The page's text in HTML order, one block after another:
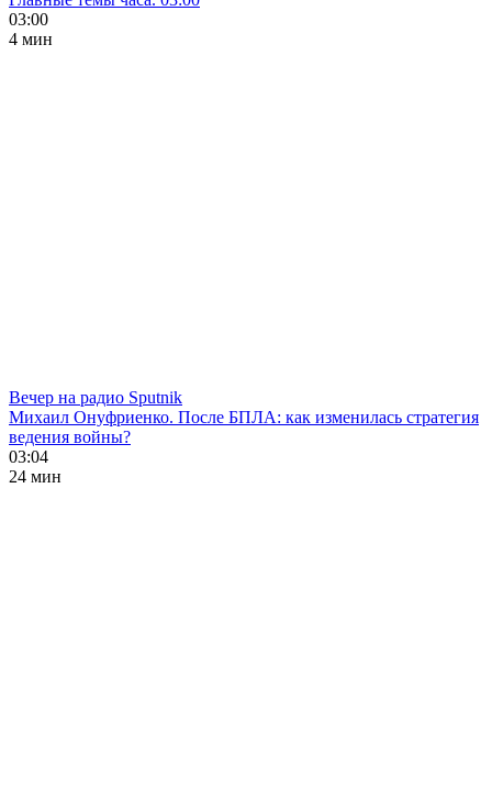
03:00
4 мин
Вечер на радио Sputnik
Михаил Онуфриенко. После БПЛА: как изменилась стратегия
ведения войны?
03:04
24 мин